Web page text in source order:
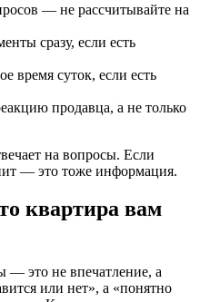
— не рассчитывайте на
сразу, если есть
время суток, если есть
продавца, а не только
на вопросы. Если
— это тоже информация.
квартира вам
— это не впечатление, а
или нет», а «понятно